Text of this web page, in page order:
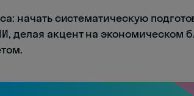
начать систематическую
делая акцент на экономическом